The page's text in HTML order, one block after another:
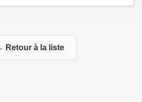
Retour à la liste